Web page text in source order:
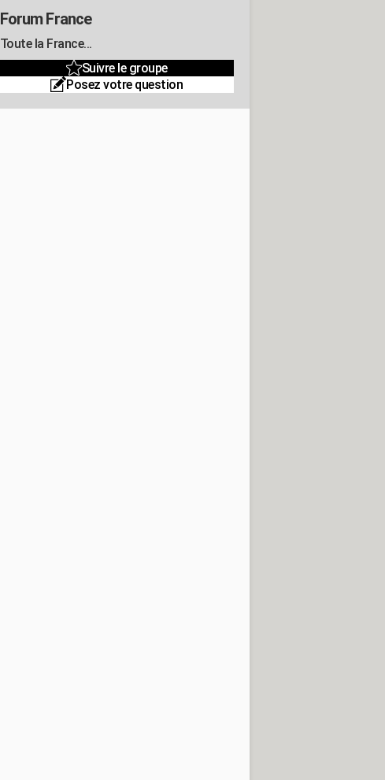
Forum France
Toute la France...
Suivre le groupe
Posez votre question